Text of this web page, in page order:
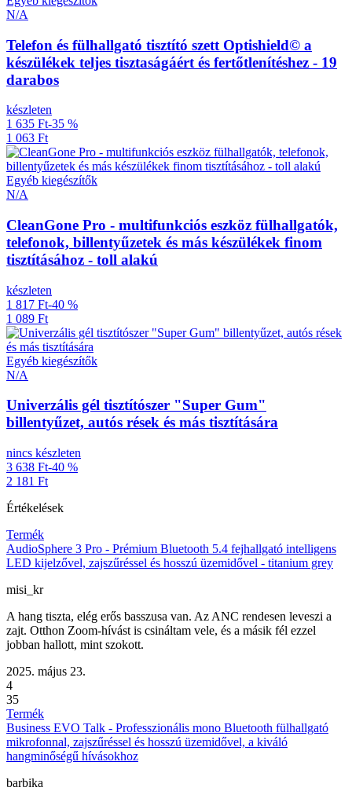
N/A
Telefon és fülhallgató tisztító szett Optishield© a
készülékek teljes tisztaságáért és fertőtlenítéshez - 19
darabos
készleten
1 635 Ft-35 %
1 063 Ft
Egyéb kiegészítők
N/A
CleanGone Pro - multifunkciós eszköz fülhallgatók,
telefonok, billentyűzetek és más készülékek finom
tisztításához - toll alakú
készleten
1 817 Ft-40 %
1 089 Ft
Egyéb kiegészítők
N/A
Univerzális gél tisztítószer "Super Gum"
billentyűzet, autós rések és más tisztítására
nincs készleten
3 638 Ft-40 %
2 181 Ft
Értékelések
Termék
AudioSphere 3 Pro - Prémium Bluetooth 5.4 fejhallgató intelligens
LED kijelzővel, zajszűréssel és hosszú üzemidővel - titanium grey
misi_kr
A hang tiszta, elég erős basszusa van. Az ANC rendesen leveszi a
zajt. Otthon Zoom-hívást is csináltam vele, és a másik fél ezzel
jobban hallott, mint szokott.
2025. május 23.
4
35
Termék
Business EVO Talk - Professzionális mono Bluetooth fülhallgató
mikrofonnal, zajszűréssel és hosszú üzemidővel, a kiváló
hangminőségű hívásokhoz
barbika